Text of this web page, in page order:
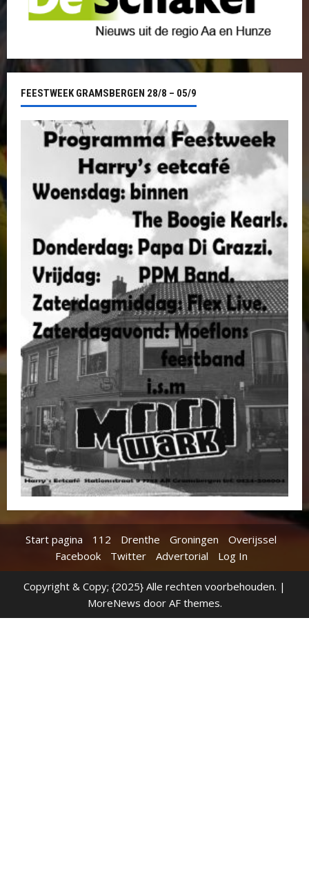
FEESTWEEK GRAMSBERGEN 28/8 – 05/9
Start pagina 112 Drenthe Groningen
Overijssel
Facebook
Twitter Advertorial Log In
Copyright & Copy; {2025} Alle rechten voorbehouden. |
MoreNews door AF themes.